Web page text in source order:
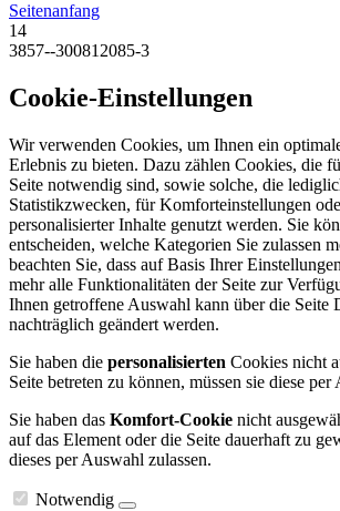
Seitenanfang
14
3857--300812085-3
Cookie-Einstellungen
Wir verwenden Cookies, um Ihnen ein
Erlebnis zu bieten. Dazu zählen Cookies, die
Seite notwendig sind, sowie solche, die
Statistikzwecken, für Komforteinstellungen
personalisierter Inhalte genutzt werden. Sie
entscheiden, welche Kategorien Sie zulassen
beachten Sie, dass auf Basis Ihrer
mehr alle Funktionalitäten der Seite zur
Ihnen getroffene Auswahl kann über die Seite
nachträglich geändert werden.
Sie haben die personalisierten Cookies nicht
Seite betreten zu können, müssen sie diese per
Sie haben das Komfort-Cookie nicht
auf das Element oder die Seite dauerhaft zu
dieses per Auswahl zulassen.
Notwendig